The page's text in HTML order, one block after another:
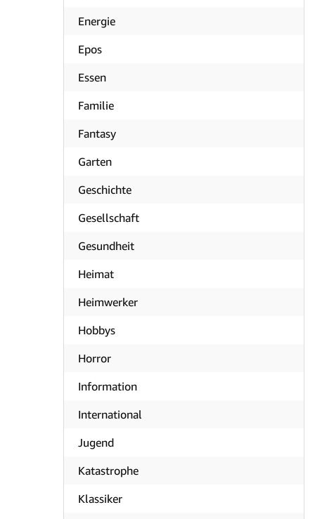
Energie
Epos
Essen
Familie
Fantasy
Garten
Geschichte
Gesellschaft
Gesundheit
Heimat
Heimwerker
Hobbys
Horror
Information
International
Jugend
Katastrophe
Klassiker